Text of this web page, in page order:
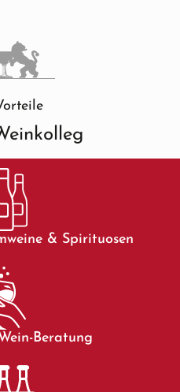
& Spirituosen
Beratung